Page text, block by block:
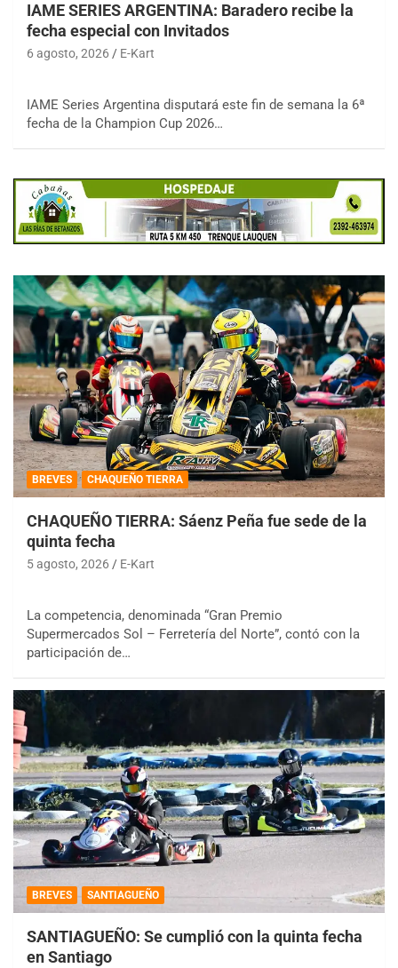
IAME SERIES ARGENTINA: Baradero recibe la
fecha especial con Invitados
6 agosto, 2026 E-Kart
IAME Series Argentina disputará este fin de semana la 6ª
fecha de la Champion Cup 2026…
BREVES CHAQUEÑO TIERRA
CHAQUEÑO TIERRA: Sáenz Peña fue sede de la
quinta fecha
5 agosto, 2026 E-Kart
La competencia, denominada “Gran Premio
Supermercados Sol – Ferretería del Norte”, contó con la
participación de…
BREVES SANTIAGUEÑO
SANTIAGUEÑO: Se cumplió con la quinta fecha
en Santiago